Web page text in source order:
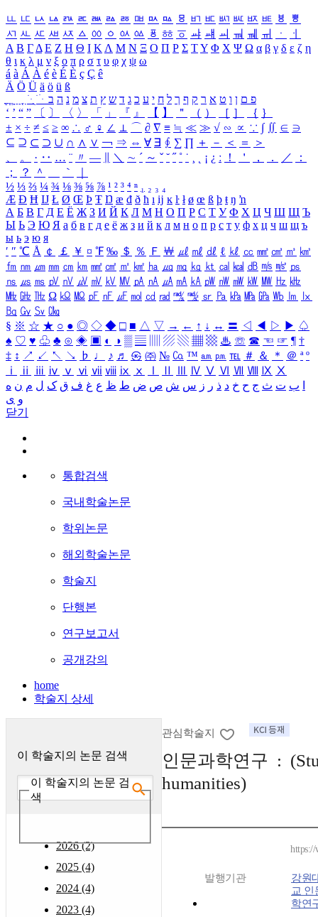
ㅥ ㅦ ㅧ ㅨ ㅩ ㅪ ㅫ ㅬ ㅭ ㅮ ㅯ ㅰ ㅱ ㅲ ㅳ ㅴ ㅵ ㅶ ㅷ ㅸ
ㅹ
ㅺ ㅻ ㅼ ㅽ ㅾ ㅿ ㆀ ㆁ ㆂ ㆃ ㆄ ㆅ ㆆ ㆇ ㆈ ㆉ ㆊ ㆋ ㆌ ㆍ
ㆎ
Α Β ΓΔ Ε Ζ Η Θ Ι ΚΛ Μ Ν Ξ Ο Π Ρ Σ ΤΥ Φ Χ Ψ Ω α β γ δ ε ζ η
θ ι κ λ μ ν ξ ο π ρ σ τ υ φ χ ψ ω
á à Á À é è É È ç Ç ê
Ä Ö Ü ä ö ü ß
ִֶֹ ֻּ ׁׂ פ ם ן ו ט א ר ק ף ך ל ח י ע כ ג ד ש ץ ת צ מ נ ה ב
‘ ’ “ ” 〔 〕 〈 〉 「 」 『 』 【 】 ＂ （ ） ［ ］ ｛ ｝
± × ÷ ≠ ≤ ≥ ∞ ∴ ♂ ♀ ∠ ⊥ ⌒ ∂ ∇ ≡ ≒ ≪ ≫ √ ∽ ∝ ∵ ∫ ∬ ∈ ∋
⊆ ⊇ ⊂ ⊃ ∪ ∩ ∧ ∨ ￢ ⇒ ⇔ ∀ ∃ ∮ ∑ ∏ ＋ － ＜ ＝
＞
、
。 · ‥ … ¨ 〃 ― ＼ ∼ ´ ～ ˇ ˘ ˝ ˚ ˙ ¸ ¡ ¿ ː ！ ＇ ， ． ／
：
；
？ ＾ ｀
½ ⅓ ⅔ ¼ ¾ ⅛ ⅜ ⅝ ⅞ ¹ ² ³ ⁴ ⁿ ₁ ₂ ₃ ₄
Æ Ð Ħ Ĳ Ł Ø Œ Þ Ŧ Ŋ æ đ ð ħ ı ĳ ĸ ŀ ł ø œ ß þ ŧ ŋ ŉ
А Б В Г Д Е Ё Ж З И Й К Л М Н О П Р С Т У Ф Х Ц Ч Ш Щ Ъ
Ы Ь Э Ю Я а б в г д е ё ж з и й к л м н о п р с т у ф х ц ч ш щ ъ
ы ь э ю я
′ ″ ℃ Å ￠ ￡ ￥ ¤ ℉ ‰ ＄ ％ Ｆ ￦ ㎕ ㎖ ㎗ ℓ ㎘ ㏄ ㎣ ㎤ ㎥ ㎦
㎙ ㎚ ㎛ ㎜ ㎝ ㎞ ㎟ ㎠ ㎡ ㎢ ㏊ ㎍ ㎎ ㎏ ㏏ ㎈ ㎉ ㏈ ㎧ ㎨ ㎰
㎱ ㎲ ㎳ ㎴ ㎵ ㎶ ㎷ ㎸ ㎹ ㎀ ㎁ ㎂ ㎃ ㎄ ㎺ ㎻ ㎽ ㎾ ㎿ ㎐ ㎑
㎒ ㎓ ㎔ Ω ㏀ ㏁ ㎊ ㎋ ㎌ ㏖ ㏅ ㎭ ㎮ ㎯ ㏛ ㎩ ㎪ ㎫ ㎬ ㏝ ㏐
㏓
㏃ ㏉ ㏜ ㏆
§ ※ ☆ ★ ○ ● ◎ ◇ ◆ □ ■ △ ▽ → ← ↑ ↓ ↔ 〓 ◁ ◀ ▷ ▶ ♤
♠ ♡ ♥ ♧ ♣ ⊙ ◈ ▣ ◐ ◑ ▒ ▤ ▨ ▧ ▦ ▩ ♨ ☏ ☎ ☜ ☞ ¶ †
‡ ↕ ↗ ↙ ↖ ↘ ♭ ♩ ♪ ♬ ㉿ ㈜ № ㏇ ™ ㏂ ㏘ ℡ ＃ ＆ ＊ ＠ ª º
ⅰ
ⅱ ⅲ ⅳ ⅴ ⅵ ⅶ ⅷ ⅸ ⅹ Ⅳ Ⅴ Ⅵ Ⅶ Ⅷ Ⅸ Ⅹ
ب ت ث ج ح خ د ذ ر ز س ش ص ض ط ظ ع غ ف ق ک ل م ن ه
و ی
닫기
통합검색
국내학술논문
학위논문
해외학술논문
학술지
단행본
연구보고서
공개강의
home
학술지 상세
이 학술지의 논문 검색
이 학술지의 논문 검
색
2026 (2)
2025 (4)
2024 (4)
2023 (4)
관심학술지
인문과학연구 :
humanities)
발행기관
강원
교 인
학연